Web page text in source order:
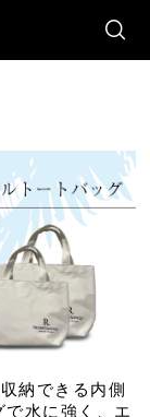
納できる内側
水に強く、エ